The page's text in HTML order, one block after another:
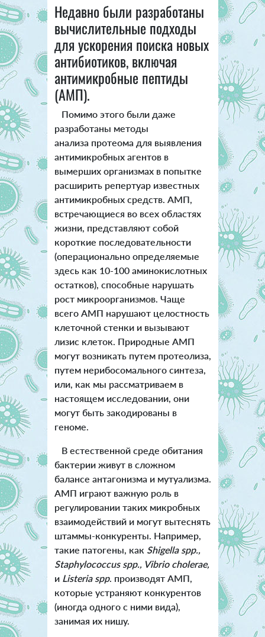
Недавно были разработаны
вычислительные подходы
для ускорения поиска новых
антибиотиков, включая
антимикробные пептиды
(АМП).
Помимо этого были даже
разработаны методы
анализа протеома для выявления
антимикробных агентов в
вымерших организмах в попытке
расширить репертуар известных
антимикробных средств. АМП,
встречающиеся во всех областях
жизни, представляют собой
короткие последовательности
(операционально определяемые
здесь как 10-100 аминокислотных
остатков), способные нарушать
рост микроорганизмов. Чаще
всего АМП нарушают целостность
клеточной стенки и вызывают
лизис клеток. Природные АМП
могут возникать путем протеолиза,
путем нерибосомального синтеза,
или, как мы рассматриваем в
настоящем исследовании, они
могут быть закодированы в
геноме.
В естественной среде обитания
бактерии живут в сложном
балансе антагонизма и мутуализма.
АМП играют важную роль в
регулировании таких микробных
взаимодействий и могут вытеснять
штаммы-конкуренты. Например,
такие патогены, как Shigella spp.,
Staphylococcus spp., Vibrio cholerae,
и Listeria spp. производят АМП,
которые устраняют конкурентов
(иногда одного с ними вида),
занимая их нишу.